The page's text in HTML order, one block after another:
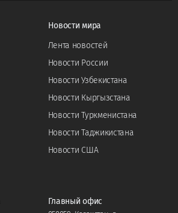
Новости мира
Лента новостей
Новости России
Новости Узбекистана
Новости Кыргызстана
Новости Туркменистана
Новости Таджикистана
Новости США
Главный офис